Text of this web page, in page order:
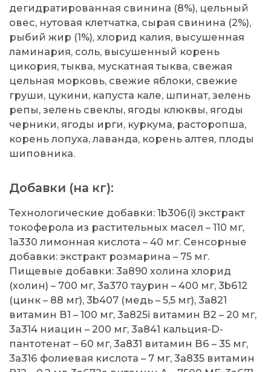
дегидратированная свинина (8%), цельный
овес, нутовая клетчатка, сырая свинина (2%),
рыбий жир (1%), хлорид калия, высушенная
ламинария, соль, высушенный корень
цикория, тыква, мускатная тыква, свежая
цельная морковь, свежие яблоки, свежие
груши, цукини, капуста кале, шпинат, зелень
репы, зелень свеклы, ягоды клюквы, ягоды
черники, ягоды ирги, куркума, расторопша,
корень лопуха, лаванда, корень алтея, плоды
шиповника.
Добавки (на кг):
Технологические добавки: 1b306(i) экстракт
токоферола из растительных масел – 110 мг,
1a330 лимонная кислота – 40 мг. Сенсорные
добавки: экстракт розмарина – 75 мг.
Пищевые добавки: 3a890 холина хлорид
(холин) – 700 мг, 3a370 таурин – 400 мг, 3b612
(цинк – 88 мг), 3b407 (медь – 5,5 мг), 3a821
витамин В1 – 100 мг, 3a825i витамин В2 – 20 мг,
3a314 ниацин – 200 мг, 3a841 кальция-D-
пантотенат – 60 мг, 3a831 витамин В6 – 35 мг,
3a316 фолиевая кислота – 7 мг, 3a835 витамин